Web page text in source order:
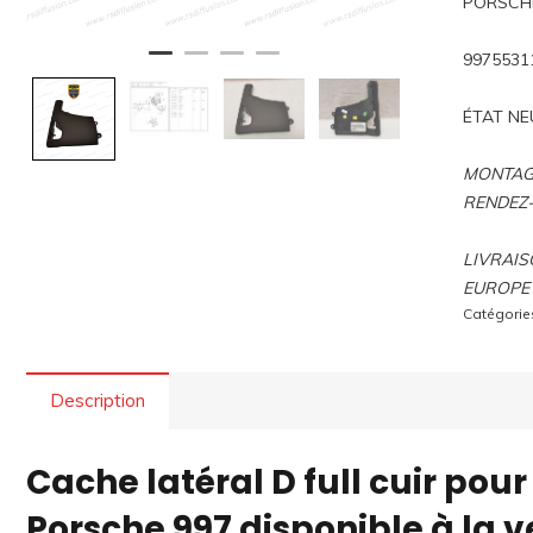
ÉTAT
Description
Cache latéral D full cuir